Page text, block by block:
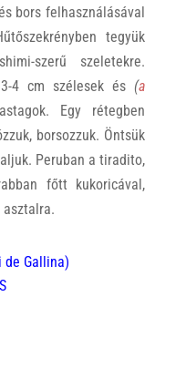
bors felhasználásával
tegyük
szerű szeletekre.
4 cm szélesek és (a
Egy rétegben
borsozzuk. Öntsük
Peruban a tiradito,
főtt kukoricával,
asztalra.
de Gallina)